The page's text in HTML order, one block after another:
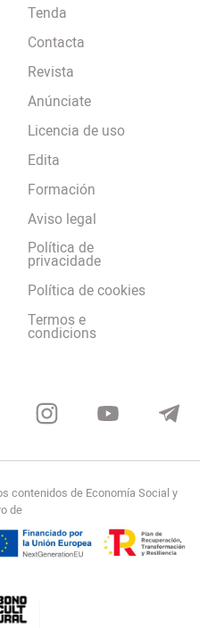
Tenda
Contacta
Revista
Anúnciate
Licencia de uso
Edita
Formación
Aviso legal
Política de
privacidade
Política de cookies
Termos e
condicions
contenidos de Economía Social y
de